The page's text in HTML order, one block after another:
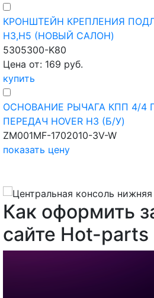
КРОНШТЕЙН КРЕПЛЕНИЯ
H3,H5 (НОВЫЙ САЛОН)
5305300-K80
Цена от: 169 руб.
купить
ОСНОВАНИЕ РЫЧАГА КПП 4/4
ПЕРЕДАЧ HOVER H3 (Б/У)
ZM001MF-1702010-3V-W
показать цену
Как оформить
сайте Hot-parts